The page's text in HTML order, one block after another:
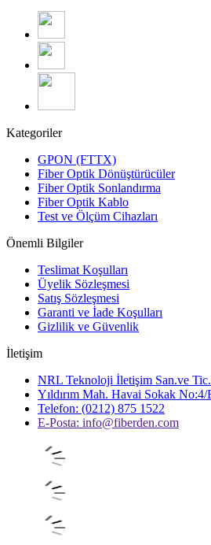
Kategoriler
GPON (FTTX)
Fiber Optik Dönüştürücüler
Fiber Optik Sonlandırma
Fiber Optik Kablo
Test ve Ölçüm Cihazları
Önemli Bilgiler
Teslimat Koşulları
Üyelik Sözleşmesi
Satış Sözleşmesi
Garanti ve İade Koşulları
Gizlilik ve Güvenlik
İletişim
NRL Teknoloji İletişim San.ve
Yıldırım Mah. Havai Sokak
Telefon: (0212) 875 1522
E-Posta: info@fiberden.com